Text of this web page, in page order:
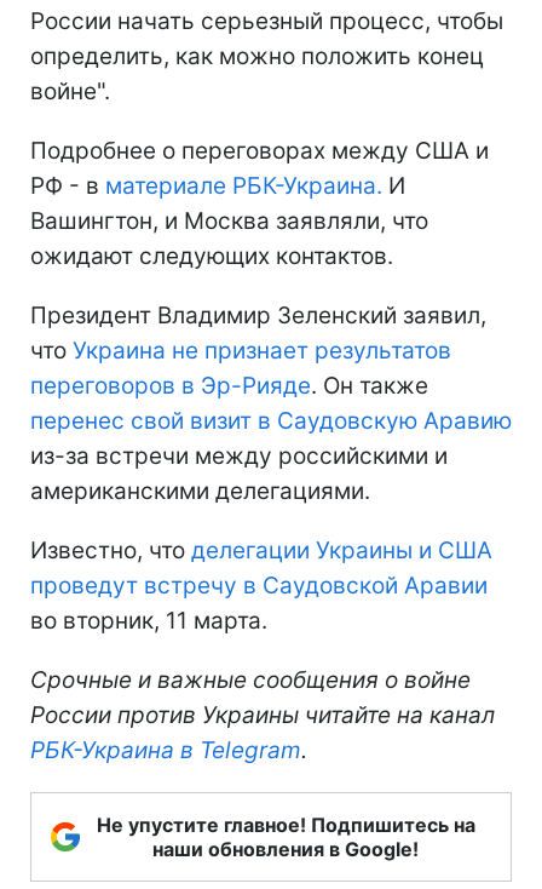
России начать серьезный процесс, чтобы
определить, как можно положить конец
войне".
Подробнее о переговорах между США и
РФ - в материале РБК-Украина. И
Вашингтон, и Москва заявляли, что
ожидают следующих контактов.
Президент Владимир Зеленский заявил,
что Украина не признает результатов
переговоров в Эр-Рияде. Он также
перенес свой визит в Саудовскую Аравию
из-за встречи между российскими и
американскими делегациями.
Известно, что делегации Украины и США
проведут встречу в Саудовской Аравии
во вторник, 11 марта.
Срочные и важные сообщения о войне
России против Украины читайте на канал
РБК-Украина в Telegram.
Не упустите главное! Подпишитесь на
наши обновления в Google!